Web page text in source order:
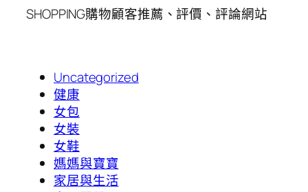
SHOPPING購物顧客推薦、評價、評論網站
Uncategorized
健康
女包
女裝
女鞋
媽媽與寶寶
家居與生活